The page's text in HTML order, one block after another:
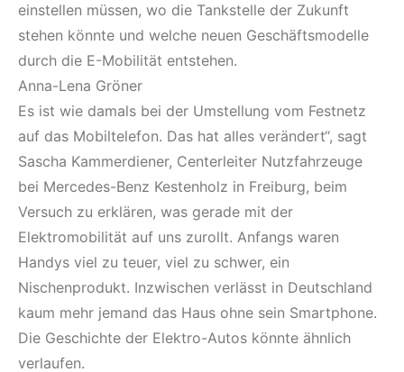
einstellen müssen, wo die Tankstelle der Zukunft
stehen könnte und welche neuen Geschäftsmodelle
durch die E-Mobilität entstehen.
Anna-Lena Gröner
Es ist wie damals bei der Umstellung vom Festnetz
auf das Mobiltelefon. Das hat alles verändert“, sagt
Sascha Kammerdiener, Centerleiter Nutzfahrzeuge
bei Mercedes-Benz Kestenholz in Freiburg, beim
Versuch zu erklären, was gerade mit der
Elektromobilität auf uns zurollt. Anfangs waren
Handys viel zu teuer, viel zu schwer, ein
Nischenprodukt. Inzwischen verlässt in Deutschland
kaum mehr jemand das Haus ohne sein Smartphone.
Die Geschichte der Elektro-Autos könnte ähnlich
verlaufen.